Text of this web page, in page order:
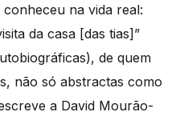
na vida real:
da casa [das tias]”
de quem
não só abstractas como
a David Mourão-